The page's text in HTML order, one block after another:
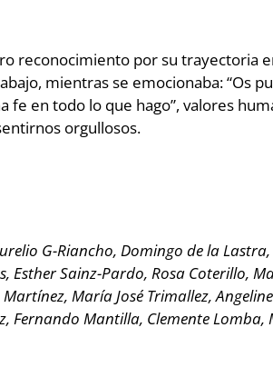
por su trayectoria
mientras se emocionaba: “Os
fe en todo lo que hago”, valores
orgullosos.
G-Riancho, Domingo de la
Esther Sainz-Pardo, Rosa Coterillo,
María José Trimallez,
Fernando Mantilla, Clemente Lomba,